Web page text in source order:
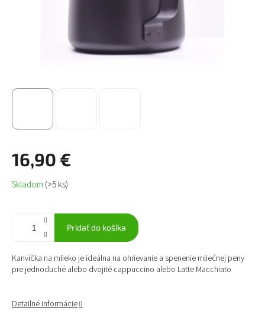
16,90 €
Jednotková
cena:
Skladom (>5 ks)
Pridať do košíka
Kanvička na mlieko je ideálna na ohrievanie a spenenie mliečnej peny
pre jednoduché alebo dvojité cappuccino alebo Latte Macchiato
Detailné informácie